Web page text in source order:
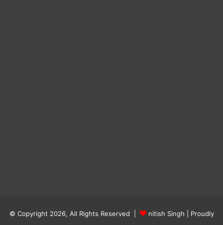
© Copyright 2026, All Rights Reserved | nitish Singh | Proudly